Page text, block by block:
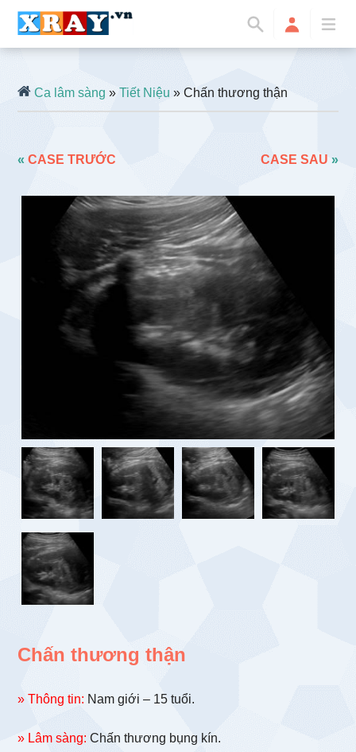
Ca lâm sàng »Tiết Niệu » Chấn thương thận
«CASE TRƯỚC CASE SAU »
Chấn thương thận
» Thông tin: Nam giới – 15 tuổi.
» Lâm sàng: Chấn thương bụng kín.